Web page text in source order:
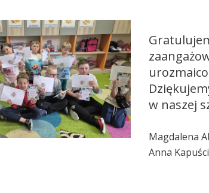
w naszej
Magdalena
Anna